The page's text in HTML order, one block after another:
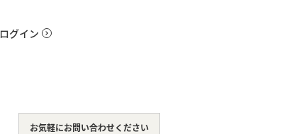
ログイン
お気軽にお問い合わせください